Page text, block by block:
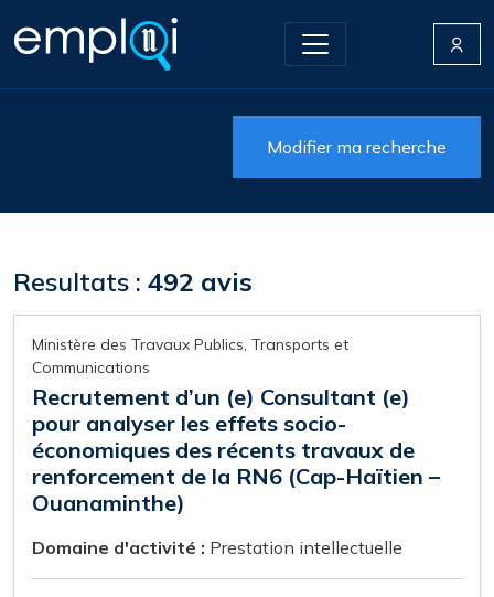
Modifier ma recherche
Resultats : 492 avis
Ministère des Travaux Publics, Transports et
Communications
Recrutement d’un (e) Consultant (e)
pour analyser les effets socio-
économiques des récents travaux de
renforcement de la RN6 (Cap-Haïtien –
Ouanaminthe)
Domaine d'activité : Prestation intellectuelle